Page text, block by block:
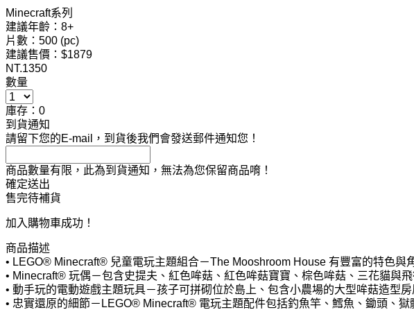
Minecraft系列
建議年齡：8+
片數：500 (pc)
建議售價：$1879
NT.1350
數量
庫存：0
到貨通知
請留下您的E-mail，到貨後我們會發送郵件通知您！
商品數量有限，此為到貨通知，無法為您保留商品唷！
確定送出
售完待補貨
加入購物車成功！
商品描述
• LEGO® Minecraft® 兒童電玩主題組合－The Mooshroom House 有豐富的特色與
• Minecraft® 玩偶－包含史提夫、紅色哞菇、紅色哞菇寶寶、棕色哞菇、三花貓與
• 動手玩的電動遊戲主題玩具－孩子可拼砌位於島上、包含小農場的大型哞菇造型
• 忠實還原的細節－LEGO® Minecraft® 電玩主題配件包括釣魚竿、鱈魚、鋤頭、